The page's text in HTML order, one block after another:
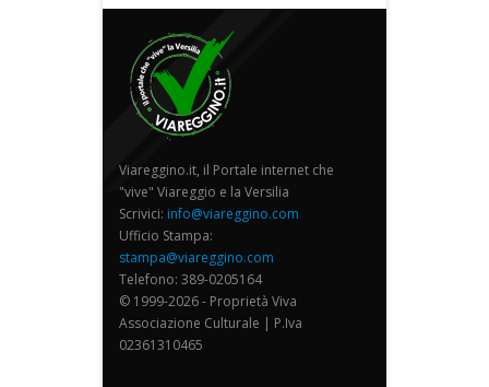
Viareggino.it, il Portale internet che
"vive" Viareggio e la Versilia
Scrivici: info@viareggino.com
Ufficio Stampa:
stampa@viareggino.com
Telefono: 389-0205164
© 1999-2026 - Proprietà Viva
Associazione Culturale | P.Iva
02361310465